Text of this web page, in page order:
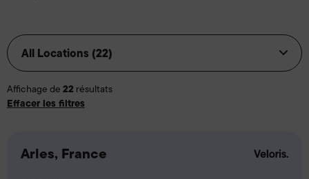
Affichage de 22 résultats
Effacer les filtres
Arles, France